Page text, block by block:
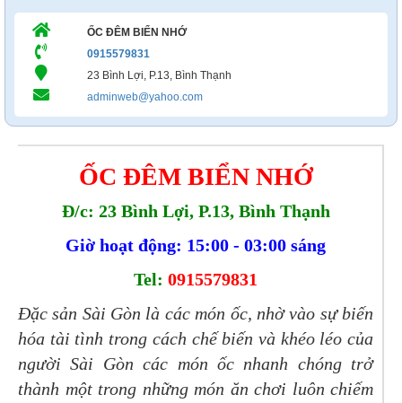
ỐC ĐÊM BIỂN NHỚ
0915579831
23 Bình Lợi, P.13, Bình Thạnh
adminweb@yahoo.com
ỐC ĐÊM BIỂN NHỚ
Đ/c: 23 Bình Lợi, P.13, Bình Thạnh
Giờ hoạt động: 15:00 - 03:00 sáng
Tel: 0915579831
Đặc sản Sài Gòn là các món ốc, nhờ vào sự biến
hóa tài tình trong cách chế biến và khéo léo của
người Sài Gòn các món ốc nhanh chóng trở
thành một trong những món ăn chơi luôn chiếm